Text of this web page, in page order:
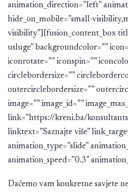
animation_direction=”left”
hide_on_mobile=”small-
visibility”][fusion_content_box
usluge” backgroundcolor=””
iconrotate=”” iconspin=””
circlebordersize=””
outercirclebordersize=””
image=”” image_id=””
link=”https://kreni.ba/
linktext=”Saznajte više”
animation_type=”slide”
animation_speed=”0.3″
Daćemo vam konkretne savjete